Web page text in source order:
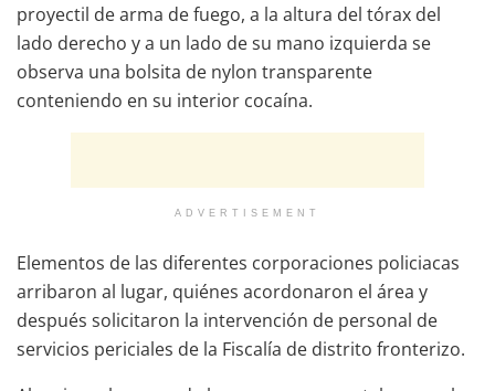
proyectil de arma de fuego, a la altura del tórax del
lado derecho y a un lado de su mano izquierda se
observa una bolsita de nylon transparente
conteniendo en su interior cocaína.
ADVERTISEMENT
Elementos de las diferentes corporaciones policiacas
arribaron al lugar, quiénes acordonaron el área y
después solicitaron la intervención de personal de
servicios periciales de la Fiscalía de distrito fronterizo.